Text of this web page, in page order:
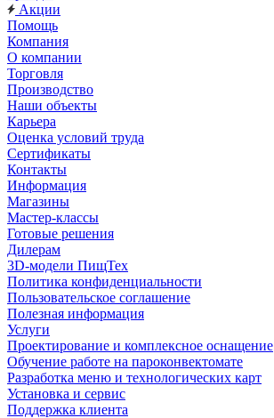
Акции
Помощь
Компания
О компании
Торговля
Производство
Наши объекты
Карьера
Оценка условий труда
Сертификаты
Контакты
Информация
Магазины
Мастер-классы
Готовые решения
Дилерам
3D-модели ПищТех
Политика конфиденциальности
Пользовательское соглашение
Полезная информация
Услуги
Проектирование и комплексное оснащение
Обучение работе на пароконвектомате
Разработка меню и технологических карт
Установка и сервис
Поддержка клиента